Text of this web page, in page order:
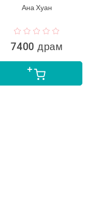
Ана Хуан
7400 драм